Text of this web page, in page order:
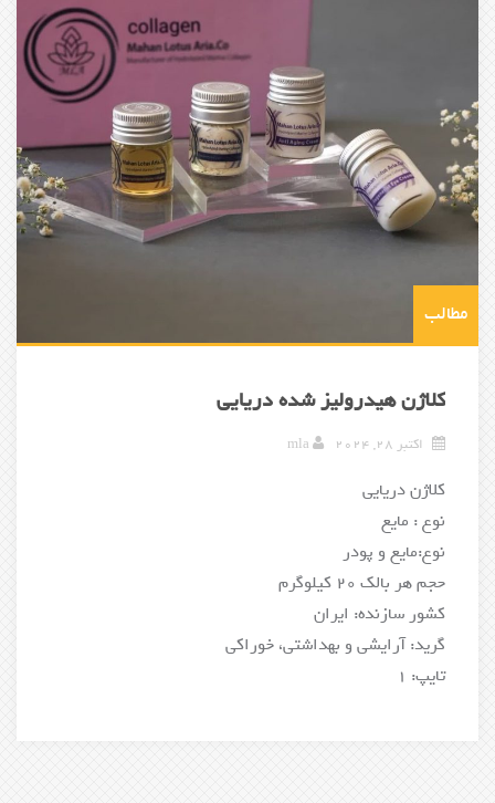
مطالب
کلاژن هیدرولیز شده دریایی
اکتبر 28, 2024 mla
کلاژن دریایی
نوع : مایع
نوع:مایع و پودر
حجم هر بالک 20 کیلوگرم
کشور سازنده: ایران
گرید: آرایشی و بهداشتی، خوراکی
تایپ: 1